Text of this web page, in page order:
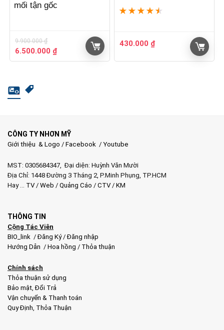
mối tận gốc
9.900.000₫
Giá
gốc
6.500.000 ₫Giá
hiện
★ ★ ★ ★ ★
430.000 ₫
CÔNG TY NHƠN MỸ
Giới thiệu & Logo / Facebook / Youtube
MST: 0305684347, Đại diện: Huỳnh Văn Mười
Địa Chỉ: 1448 Đường 3 Tháng 2, P.Minh Phụng, TP.HCM
Hay … TV/ Web / Quảng Cáo / CTV/ KM
THÔNG TIN
Cộng Tác Viên
BIO_link /Đăng Ký/Đăng nhập
Hướng Dẫn / Hoa hồng / Thỏa thuận
Chính sách
Thỏa thuận sử dụng
Bảo mật,Đổi Trả
Vận chuyển & Thanh toán
Quy Định, Thỏa Thuận